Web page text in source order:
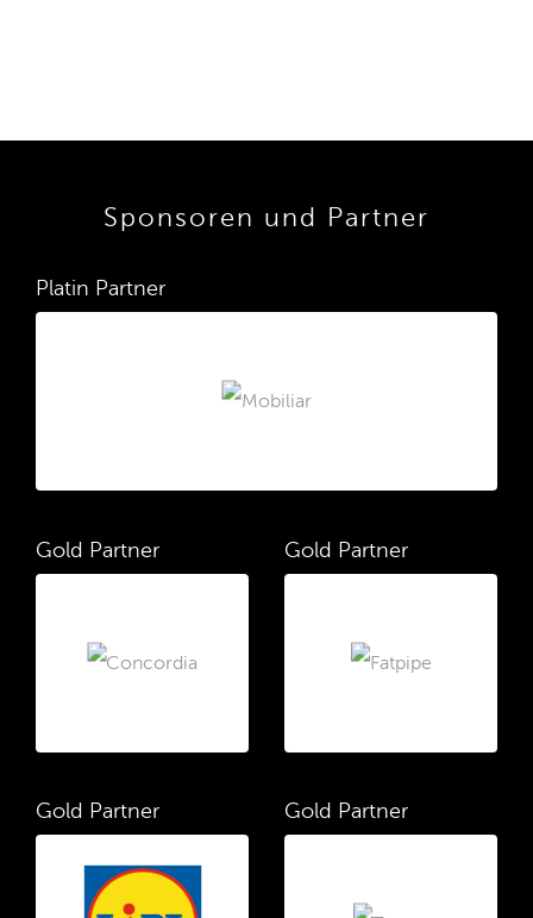
Sponsoren und Partner
Platin Partner
Gold Partner Gold Partner
Gold Partner Gold Partner